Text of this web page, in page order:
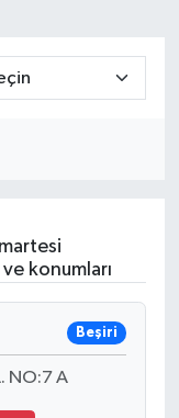
konumları
Beşiri
NO:7 A